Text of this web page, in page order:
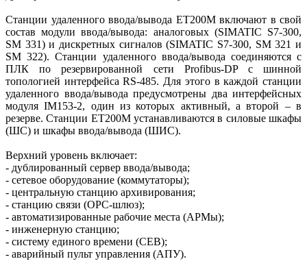
Станции удаленного ввода/вывода ET200M включают в свой
состав модули ввода/вывода: аналоговых (SIMATIC S7-300,
SM 331) и дискретных сигналов (SIMATIC S7-300, SM 321 и
SM 322). Станции удаленного ввода/вывода соединяются с
ПЛК по резервированной сети Profibus-DP с шинной
топологией интерфейса RS-485. Для этого в каждой станции
удаленного ввода/вывода предусмотрены два интерфейсных
модуля IM153-2, один из которых активный, а второй – в
резерве. Станции ET200M устанавливаются в силовые шкафы
(ШС) и шкафы ввода/вывода (ШИС).
Верхний уровень включает:
- дублированный сервер ввода/вывода;
- сетевое оборудование (коммутаторы);
- центральную станцию архивирования;
- станцию связи (ОРС-шлюз);
- автоматизированные рабочие места (АРМы);
- инженерную станцию;
- систему единого времени (СЕВ);
- аварийный пульт управления (АПУ).